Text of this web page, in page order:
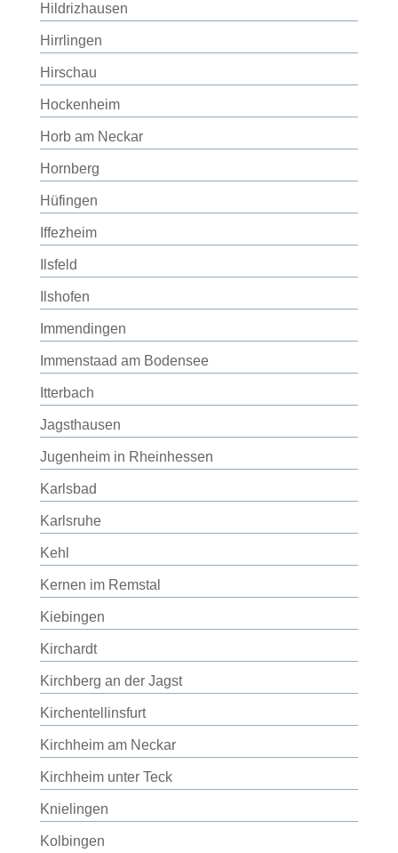
Hildrizhausen
Hirrlingen
Hirschau
Hockenheim
Horb am Neckar
Hornberg
Hüfingen
Iffezheim
Ilsfeld
Ilshofen
Immendingen
Immenstaad am Bodensee
Itterbach
Jagsthausen
Jugenheim in Rheinhessen
Karlsbad
Karlsruhe
Kehl
Kernen im Remstal
Kiebingen
Kirchardt
Kirchberg an der Jagst
Kirchentellinsfurt
Kirchheim am Neckar
Kirchheim unter Teck
Knielingen
Kolbingen